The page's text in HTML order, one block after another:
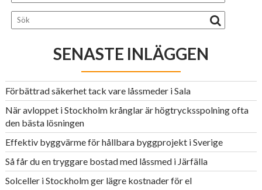
SENASTE INLÄGGEN
Förbättrad säkerhet tack vare låssmeder i Sala
När avloppet i Stockholm krånglar är högtrycksspolning ofta
den bästa lösningen
Effektiv byggvärme för hållbara byggprojekt i Sverige
Så får du en tryggare bostad med låssmed i Järfälla
Solceller i Stockholm ger lägre kostnader för el